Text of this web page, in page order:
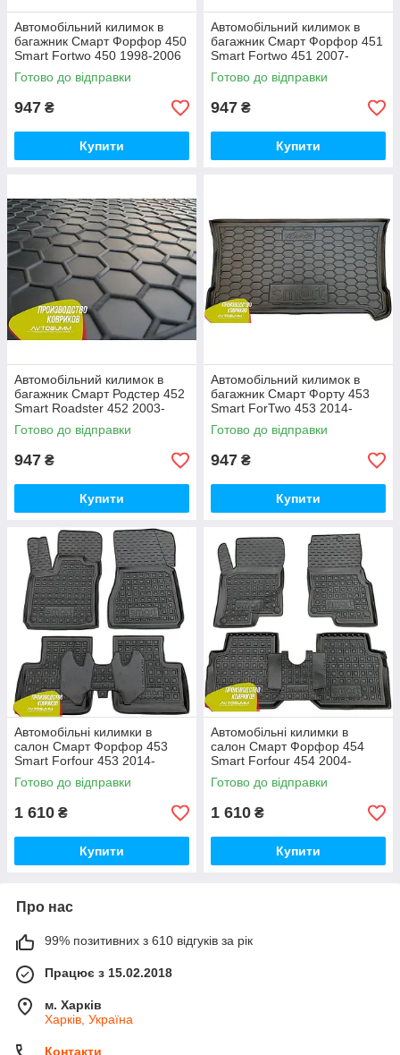
Автомобільний килимок в
багажник Смарт Форфор 450
Smart Fortwo 450 1998-2006
(Avto-Gumm)
Готово до відправки
947 ₴
Купити
Автомобільний килимок в
багажник Смарт Форфор 451
Smart Fortwo 451 2007-
(Avto-Gumm)
Готово до відправки
947 ₴
Купити
Автомобільний килимок в
багажник Смарт Родстер 452
Smart Roadster 452 2003-
(Avto-Gumm)
Готово до відправки
947 ₴
Купити
Автомобільний килимок в
багажник Смарт Форту 453
Smart ForTwo 453 2014-
(Avto-Gumm)
Готово до відправки
947 ₴
Купити
Автомобільні килимки в
салон Смарт Форфор 453
Smart Forfour 453 2014-
(Avto-Gumm)
Готово до відправки
1 610 ₴
Купити
Автомобільні килимки в
салон Смарт Форфор 454
Smart Forfour 454 2004-
(Avto-Gumm)
Готово до відправки
1 610 ₴
Купити
Про нас
99% позитивних з 610 відгуків за рік
Працює з 15.02.2018
м. Харків
Харків, Україна
Контакти